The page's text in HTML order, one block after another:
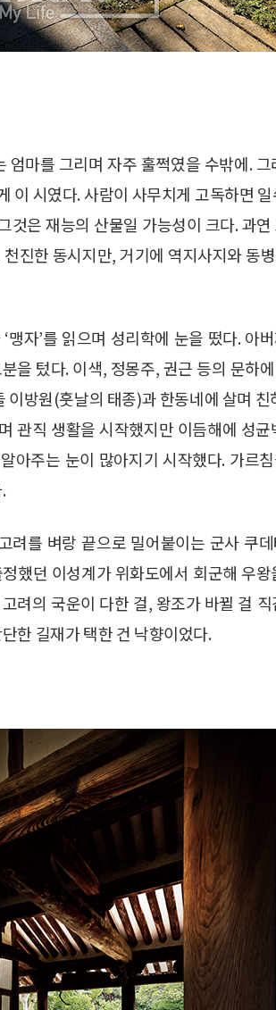
마를 그리며 자주 훌쩍였을 수밖에.
이 시였다. 사람이 사무치게 고독하면
것은 재능의 산물일 가능성이 크다. 과
진한 동시지만, 거기에 역지사지와 동
맹자’를 읽으며 성리학에 눈을 떴다. 아
을 텄다. 이색, 정몽주, 권근 등의 문하
방원(훗날의 태종)과 한동네에 살며 친
관직 생활을 시작했지만 이듬해에 성균
아주는 눈이 많아지기 시작했다. 가르
려를 벼랑 끝으로 밀어붙이는 군사 쿠
했던 이성계가 위화도에서 회군해 우
려의 국운이 다한 걸, 왕조가 바뀔 걸
한 길재가 택한 건 낙향이었다.